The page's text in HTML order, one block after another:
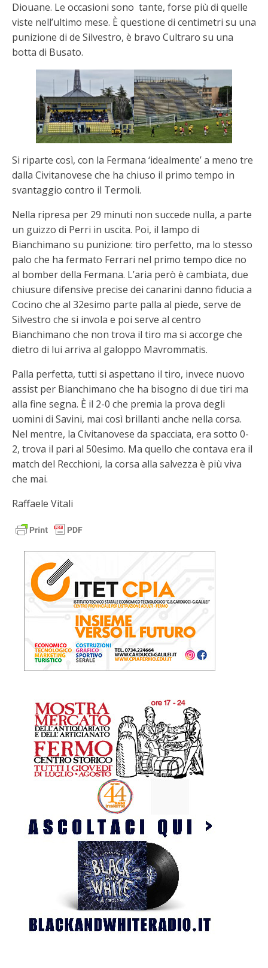
Diouane. Le occasioni sono tante, forse più di quelle
viste nell’ultimo mese. È questione di centimetri su una
punizione di de Silvestro, è bravo Cultraro su una
botta di Busato.
Si riparte così, con la Fermana ‘idealmente’ a meno tre
dalla Civitanovese che ha chiuso il primo tempo in
svantaggio contro il Termoli.
Nella ripresa per 29 minuti non succede nulla, a parte
un guizzo di Perri in uscita. Poi, il lampo di
Bianchimano su punizione: tiro perfetto, ma lo stesso
palo che ha fermato Ferrari nel primo tempo dice no
al bomber della Fermana. L’aria però è cambiata, due
chiusure difensive precise dei canarini danno fiducia a
Cocino che al 32esimo parte palla al piede, serve de
Silvestro che si invola e poi serve al centro
Bianchimano che non trova il tiro ma si accorge che
dietro di lui arriva al galoppo Mavrommatis.
Palla perfetta, tutti si aspettano il tiro, invece nuovo
assist per Bianchimano che ha bisogno di due tiri ma
alla fine segna. È il 2-0 che premia la prova degli
uomini di Savini, mai così brillanti anche nella corsa.
Nel mentre, la Civitanovese da spacciata, era sotto 0-
2, trova il pari al 50esimo. Ma quello che contava era il
match del Recchioni, la corsa alla salvezza è più viva
che mai.
Raffaele Vitali